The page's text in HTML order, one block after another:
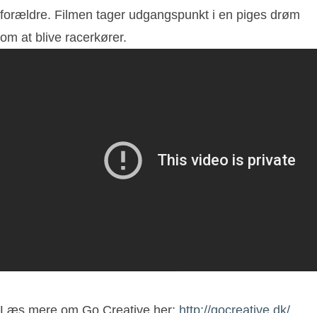
forældre. Filmen tager udgangspunkt i en piges drøm
om at blive racerkører.
Læs mere om Go Creative her: http://gocreative.dk/